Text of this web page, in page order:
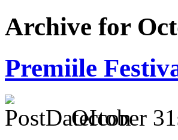
Archive for
Premiile
October